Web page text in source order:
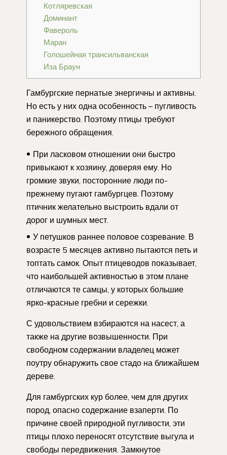
Котляревская
Доминант
Фавероль
Маран
Голошейная трансильванская
Иза Браун
Гамбургские пернатые энергичны и активны.
Но есть у них одна особенность – пугливость
и паникерство. Поэтому птицы требуют
бережного обращения.
При ласковом отношении они быстро
привыкают к хозяину, доверяя ему. Но
громкие звуки, посторонние люди по-
прежнему пугают гамбургцев. Поэтому
птичник желательно выстроить вдали от
дорог и шумных мест.
У петушков раннее половое созревание. В
возрасте 5 месяцев активно пытаются петь и
топтать самок. Опыт птицеводов показывает,
что наибольшей активностью в этом плане
отличаются те самцы, у которых большие
ярко-красные гребни и сережки.
С удовольствием взбираются на насест, а
также на другие возвышенности. При
свободном содержании владелец может
поутру обнаружить свое стадо на ближайшем
дереве.
Для гамбургских кур более, чем для других
пород, опасно содержание взаперти. По
причине своей природной пугливости, эти
птицы плохо переносят отсутствие выгула и
свободы передвижения. Замкнутое